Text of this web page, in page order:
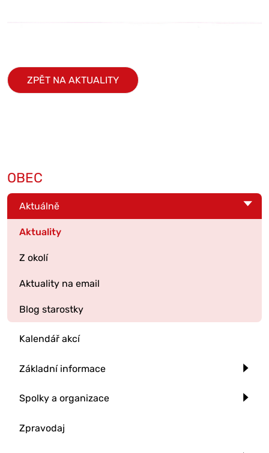
ZPĚT NA AKTUALITY
OBEC
Aktuálně
Aktuality
Z okolí
Aktuality na email
Blog starostky
Kalendář akcí
Základní informace
Spolky a organizace
Zpravodaj